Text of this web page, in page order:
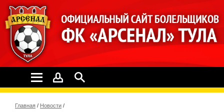
Главная / Новости /